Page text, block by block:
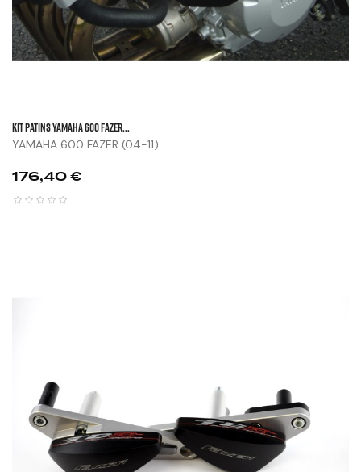
KIT PATINS YAMAHA 600 FAZER...
YAMAHA 600 FAZER (04-11)...
Prix
176,40 €